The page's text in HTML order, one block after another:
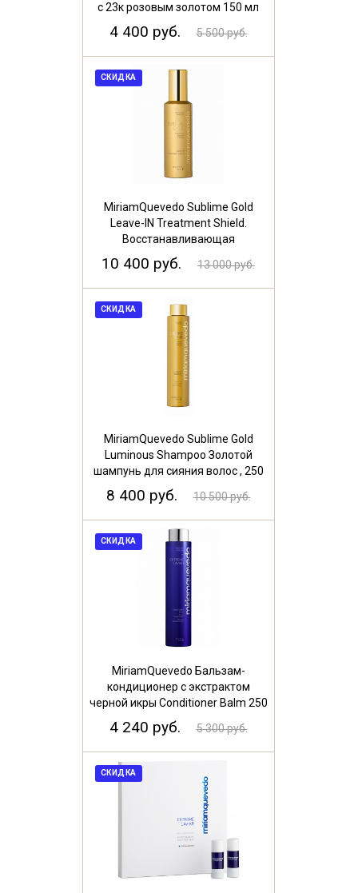
с 23к розовым золотом 150 мл
4 400 руб. 5 500 руб.
СКИДКА
MiriamQuevedo Sublime Gold
Leave-IN Treatment Shield.
Восстанавливающая
несмываемая сыворотка для
волос,150 мл
10 400 руб. 13 000 руб.
СКИДКА
MiriamQuevedo Sublime Gold
Luminous Shampoo Золотой
шампунь для сияния волос , 250
мл
8 400 руб. 10 500 руб.
СКИДКА
MiriamQuevedo Бальзам-
кондиционер с экстрактом
черной икры Conditioner Balm 250
мл
4 240 руб. 5 300 руб.
СКИДКА